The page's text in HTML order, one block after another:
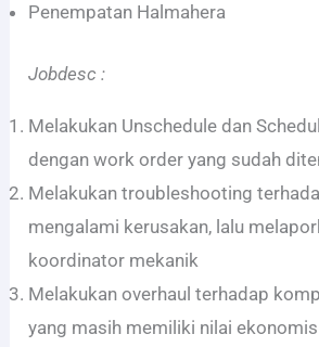
Penempatan Halmahera
Jobdesc :
Melakukan Unschedule dan
dengan work order yang sudah
Melakukan troubleshooting
mengalami kerusakan, lalu
koordinator mekanik
Melakukan overhaul terhadap
yang masih memiliki nilai ekonomis